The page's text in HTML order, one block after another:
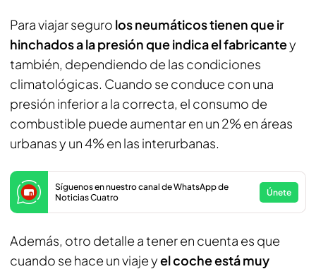
Para viajar seguro los neumáticos tienen que ir
hinchados a la presión que indica el fabricantey
también, dependiendo de las condiciones
climatológicas. Cuando se conduce con una
presión inferior a la correcta, el consumo de
combustible puede aumentar en un 2% en áreas
urbanas y un 4% en las interurbanas.
Síguenos en nuestro canal de WhatsApp de
Noticias Cuatro
Únete
Además, otro detalle a tener en cuenta es que
cuando se hace un viaje yel coche está muy